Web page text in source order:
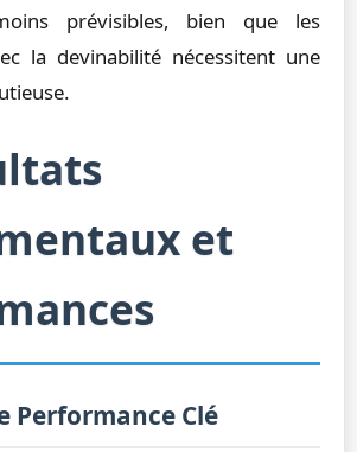
prévisibles, bien que les
la devinabilité nécessitent une
et
Performance Clé